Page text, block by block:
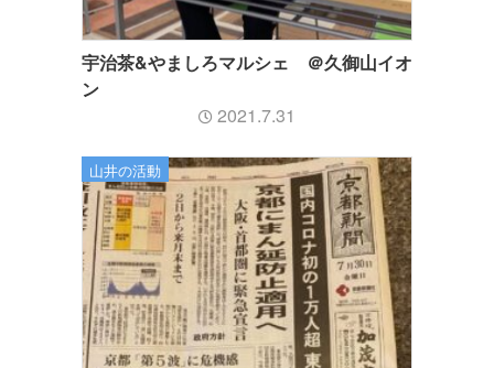
宇治茶&やましろマルシェ ＠久御山イオ
ン
2021.7.31
山井の活動